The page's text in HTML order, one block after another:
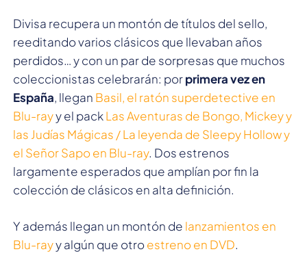
Divisa recupera un montón de títulos del sello,
reeditando varios clásicos que llevaban años
perdidos… y con un par de sorpresas que muchos
coleccionistas celebrarán: porprimera vez en
España, llegan Basil, el ratón superdetective en
Blu-rayy el packLas Aventuras de Bongo, Mickey y
las Judías Mágicas / La leyenda de Sleepy Hollow y
el Señor Sapo en Blu-ray. Dos estrenos
largamente esperados que amplían por fin la
colección de clásicos en alta definición.
Y además llegan un montón de lanzamientos en
Blu-rayy algún que otroestreno en DVD.